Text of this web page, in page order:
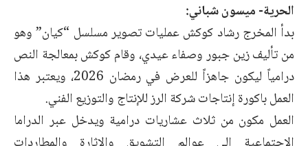
الحرية- ميسون شباني:
بدأ المخرج رشاد كوكش عمليات تصوير مسلسل “كيان” وهو
من تأليف زين جبور وصفاء عيدي، وقام كوكش بمعالجة النص
درامياً ليكون جاهزاً للعرض في رمضان 2026، ويعتبر هذا
العمل باكورة إنتاجات شركة الرز للإنتاج والتوزيع الفني.
العمل مكون من ثلاث عشاريات درامية ويدخل عبر الدراما